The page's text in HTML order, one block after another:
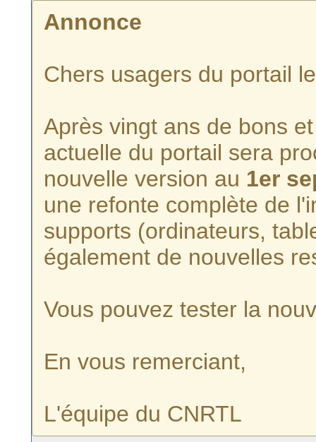
Annonce
Chers usagers du portail
Après vingt ans de bons
actuelle du portail sera
nouvelle version au 1er
une refonte complète de
supports (ordinateurs,
également de nouvelles
Vous pouvez tester la
En vous remerciant,
L'équipe du CNRTL